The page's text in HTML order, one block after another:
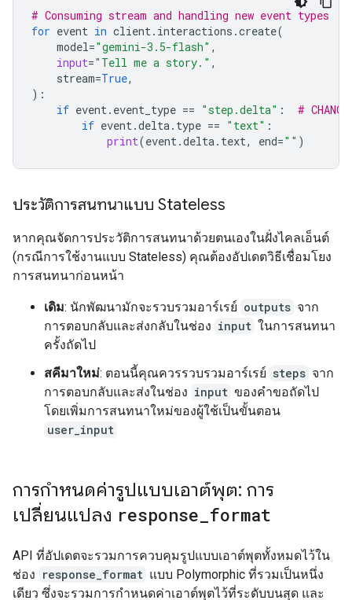
# Consuming stream and handling new event types
for event in client. interactions .create(
model="gemini-3.5-flash" ,
input="Tell me a story." ,
stream=True,
):
if event. event_type == "step.delta" :
#
if event.delta. type == "text" :
print(event.delta. text, end="" )
ประวัติการสนทนาแบบ Stateless
หากคุณจัดการประวัติการสนทนาด้วยตนเองในฝั่งไคลเอ็นต์
(กรณีการใช้งานแบบ Stateless) คุณต้องอัปเดตวิธีเชื่อมโยง
การสนทนาก่อนหน้า
เดิม: นักพัฒนามักจะรวบรวมอาร์เรย์ outputs จาก
การตอบกลับและส่งกลับในช่อง input ในการสนทนา
ครั้งถัดไป
สคีมาใหม่: ตอนนี้คุณควรรวบรวมอาร์เรย์ steps จาก
การตอบกลับและส่งในช่อง input ของคำขอถัดไป
โดยเพิ่มการสนทนาใหม่ของผู้ใช้เป็นขั้นตอน
user_input
การกำหนดค่ารูปแบบเอาต์พุต: การ
เปลี่ยนแปลง response format
API ที่อัปเดตจะรวมการควบคุมรูปแบบเอาต์พุตทั้งหมดไว้ใน
ช่อง response_format แบบ Polymorphic ที่รวมเป็นหนึ่ง
เดียว ซึ่งจะรวมการกำหนดค่าเอาต์พุตไว้ที่ระดับบนสุด และ